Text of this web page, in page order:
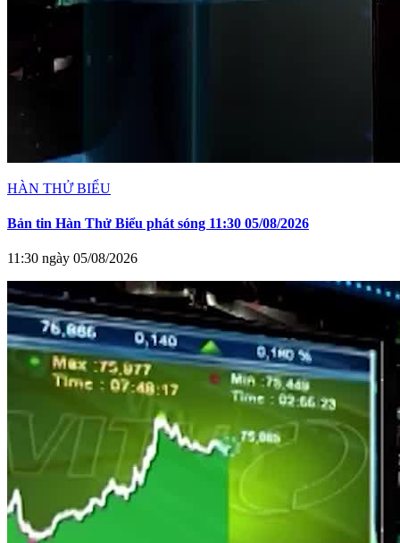
HÀN THỬ BIỂU
Bản tin Hàn Thử Biểu phát sóng 11:30 05/08/2026
11:30 ngày 05/08/2026